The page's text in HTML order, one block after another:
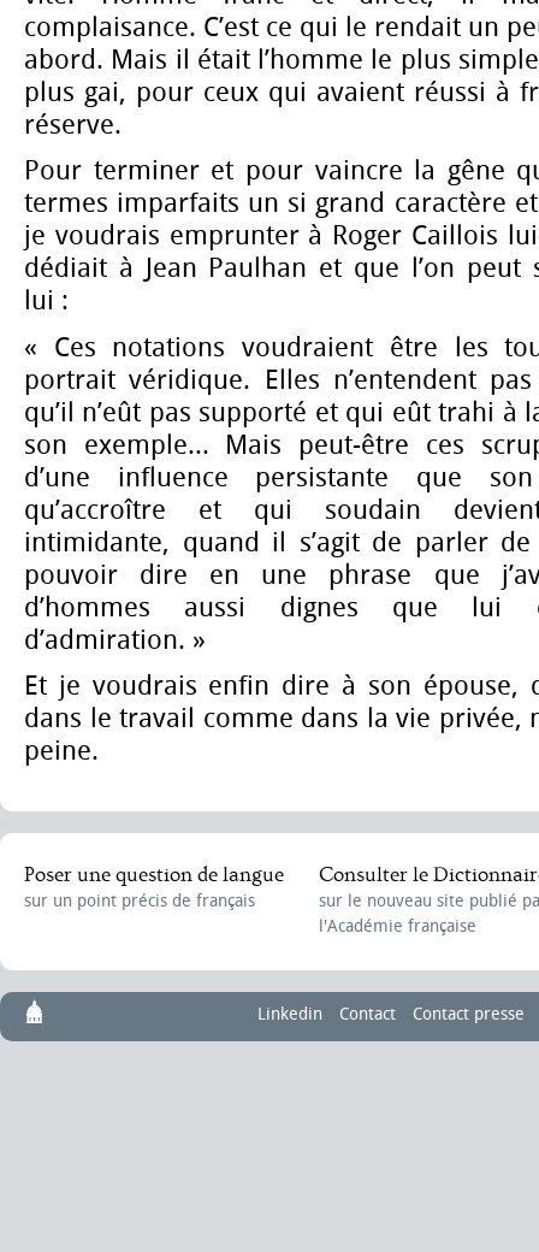
complaisance. C’est ce qui le rendait un
abord. Mais il était l’homme le plus
plus gai, pour ceux qui avaient réussi à
réserve.
Pour terminer et pour vaincre la gêne
termes imparfaits un si grand caractère
je voudrais emprunter à Roger Caillois
dédiait à Jean Paulhan et que l’on
lui :
« Ces notations voudraient être les
portrait véridique. Elles n’entendent
qu’il n’eût pas supporté et qui eût trahi à
son exemple... Mais peut-être ces
d’une influence persistante que
qu’accroître et qui soudain
intimidante, quand il s’agit de parler de
pouvoir dire en une phrase que
d’hommes aussi dignes que lui
d’admiration. »
Et je voudrais enfin dire à son épouse,
dans le travail comme dans la vie privée,
peine.
Poser une question de langue
sur un point précis de français
Consulter le
sur le nouveau site publié
l'Académie française
Linkedin Contact Contact presse